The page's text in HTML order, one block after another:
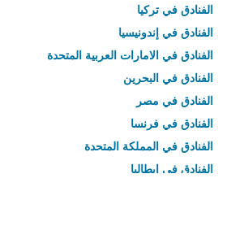
الفنادق في تركيا
الفنادق في إندونيسيا
الفنادق في الامارات العربية المتحدة
الفنادق في البحرين
الفنادق في مصر
الفنادق في فرنسا
الفنادق في المملكة المتحدة
الفنادق في إيطاليا